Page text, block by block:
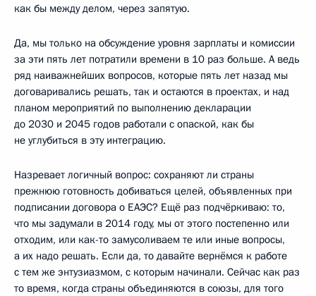
как бы между делом, через запятую.
Да, мы только на обсуждение уровня зарплаты и комиссии
за эти пять лет потратили времени в 10 раз больше. А ведь
ряд наиважнейших вопросов, которые пять лет назад мы
договаривались решать, так и остаются в проектах, и над
планом мероприятий по выполнению декларации
до 2030 и 2045 годов работали с опаской, как бы
не углубиться в эту интеграцию.
Назревает логичный вопрос: сохраняют ли страны
прежнюю готовность добиваться целей, объявленных при
подписании договора о ЕАЭС? Ещё раз подчёркиваю: то,
что мы задумали в 2014 году, мы от этого постепенно или
отходим, или как-то замусоливаем те или иные вопросы,
а их надо решать. Если да, то давайте вернёмся к работе
с тем же энтузиазмом, с которым начинали. Сейчас как раз
то время, когда страны объединяются в союзы, для того